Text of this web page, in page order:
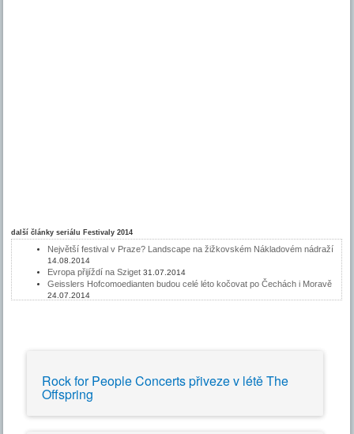
další články seriálu Festivaly 2014
Největší festival v Praze? Landscape na žižkovském Nákladovém nádraží
14.08.2014
Evropa přijíždí na Sziget 31.07.2014
Geisslers Hofcomoedianten budou celé léto kočovat po Čechách i Moravě
24.07.2014
Rock for People Concerts přiveze v létě The
Offspring